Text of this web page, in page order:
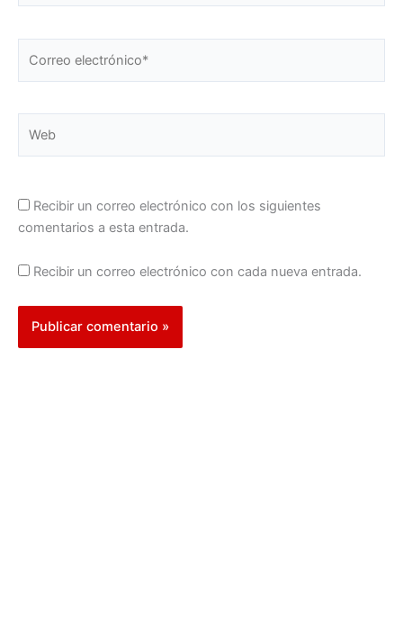
electrónico*
Recibir un correo electrónico con los siguientes
comentarios a esta entrada.
Recibir un correo electrónico con cada nueva entrada.